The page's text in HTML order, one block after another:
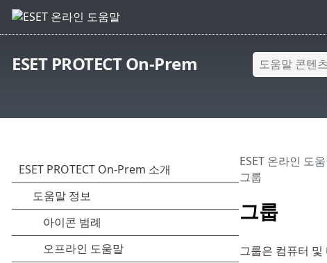
ESET PROTECT On-Prem
그룹
ESET 온라인 도
그룹
그룹은 컴퓨터